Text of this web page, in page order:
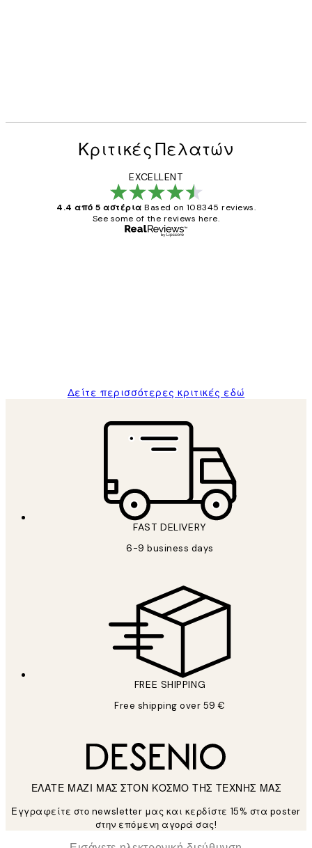
Κριτικές Πελατών
EXCELLENT
4.4 από 5 αστέρια Based on 108345 reviews.
See some of the reviews here.
Δείτε περισσότερες κριτικές εδώ
FAST DELIVERY
6-9 business days
FREE SHIPPING
Free shipping over 59 €
ΕΛΑΤΕ ΜΑΖΙ ΜΑΣ ΣΤΟΝ ΚΟΣΜΟ ΤΗΣ ΤΕΧΝΗΣ ΜΑΣ
Εγγραφείτε στο newsletter μας και κερδίστε 15% στα poster
στην επόμενη αγορά σας!
Ηλεκτρονική Διεύθυνση